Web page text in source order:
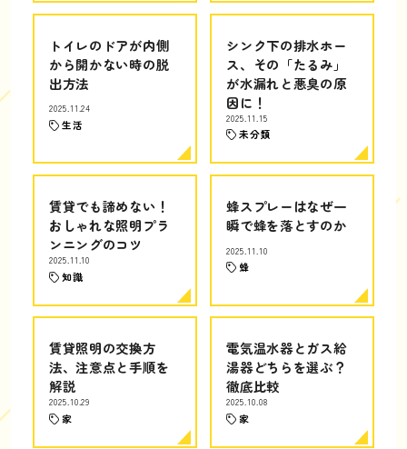
トイレのドアが内側
から開かない時の脱
出方法
2025.11.24
生活
シンク下の排水ホー
ス、その「たるみ」
が水漏れと悪臭の原
因に！
2025.11.15
未分類
賃貸でも諦めない！
おしゃれな照明プラ
ンニングのコツ
2025.11.10
知識
蜂スプレーはなぜ一
瞬で蜂を落とすのか
2025.11.10
蜂
賃貸照明の交換方
法、注意点と手順を
解説
2025.10.29
家
電気温水器とガス給
湯器どちらを選ぶ？
徹底比較
2025.10.08
家